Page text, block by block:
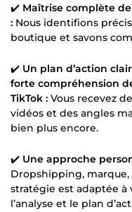
✔️ Maîtrise complète
: Nous identifions
boutique et savons
✔️ Un plan d’action
forte compréhension
TikTok : Vous recevez
vidéos et des angles
bien plus encore.
✔️ Une approche
Dropshipping,
stratégie est adaptée à
l’analyse et le plan